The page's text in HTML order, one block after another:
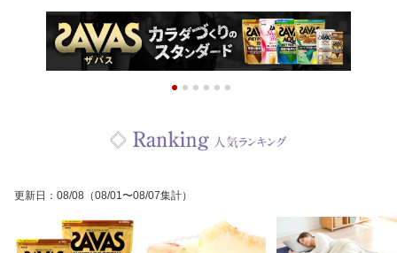
更新日 ： 08/08 （08/01〜08/07集計）